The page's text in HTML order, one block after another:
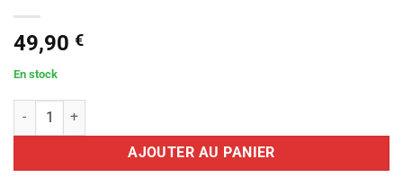
49,90 €
En stock
quantité de CARTOUCHE WINCHESTER 17 HMR 17GR /50
AJOUTER AU PANIER